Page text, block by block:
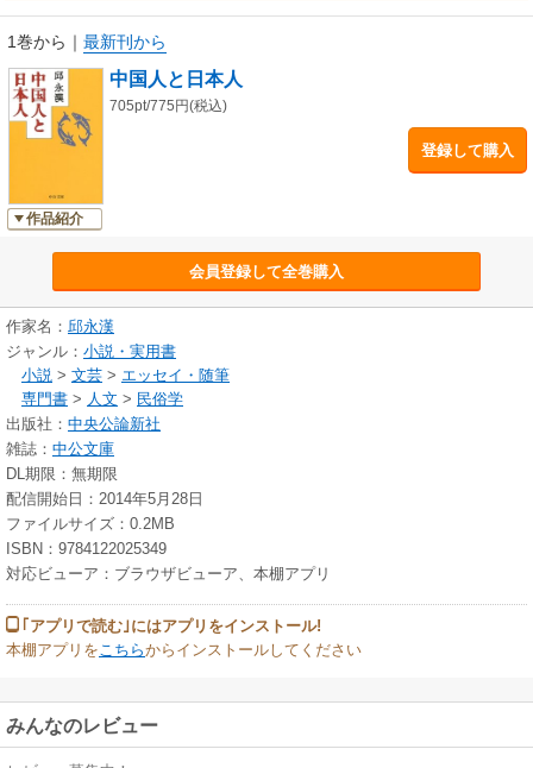
1巻から ｜ 最新刊から
作品紹介
中国人と日本人
705pt/775円(税込)
登録して購入
会員登録して全巻購入
作家名： 邱永漢
ジャンル： 小説・実用書
小説 > 文芸 > エッセイ・随筆
専門書 > 人文 > 民俗学
出版社： 中央公論新社
雑誌： 中公文庫
DL期限：無期限
配信開始日：2014年5月28日
ファイルサイズ：0.2MB
ISBN：9784122025349
対応ビューア：ブラウザビューア、本棚アプリ
｢アプリで読む｣にはアプリをインストール!
本棚アプリを こちらからインストールしてください
みんなのレビュー